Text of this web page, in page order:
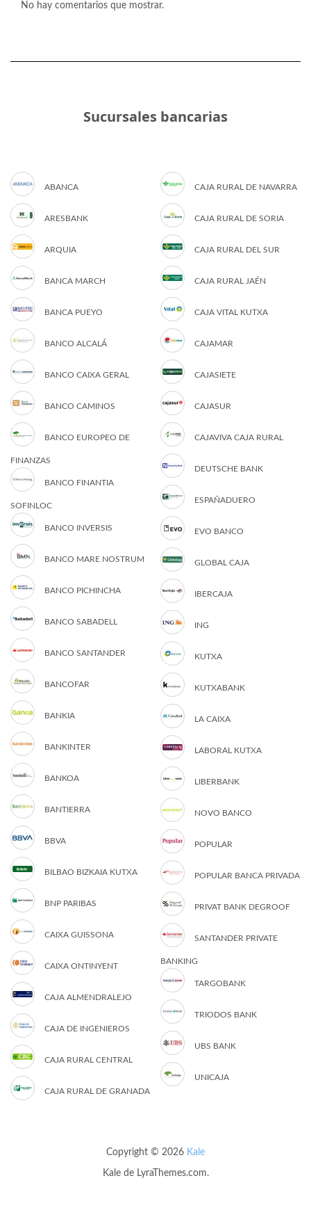
No hay comentarios que mostrar.
Sucursales bancarias
ABANCA
ARESBANK
ARQUIA
BANCA MARCH
BANCA PUEYO
BANCO ALCALÁ
BANCO CAIXA GERAL
BANCO CAMINOS
BANCO EUROPEO DE
FINANZAS
BANCO FINANTIA
SOFINLOC
BANCO INVERSIS
BANCO MARE NOSTRUM
BANCO PICHINCHA
BANCO SABADELL
BANCO SANTANDER
BANCOFAR
BANKIA
BANKINTER
BANKOA
BANTIERRA
BBVA
BILBAO BIZKAIA KUTXA
BNP PARIBAS
CAIXA GUISSONA
CAIXA ONTINYENT
CAJA ALMENDRALEJO
CAJA DE INGENIEROS
CAJA RURAL CENTRAL
CAJA RURAL DE GRANADA
CAJA RURAL DE NAVARRA
CAJA RURAL DE SORIA
CAJA RURAL DEL SUR
CAJA RURAL JAÉN
CAJA VITAL KUTXA
CAJAMAR
CAJASIETE
CAJASUR
CAJAVIVA CAJA RURAL
DEUTSCHE BANK
ESPAÑADUERO
EVO BANCO
GLOBAL CAJA
IBERCAJA
ING
KUTXA
KUTXABANK
LA CAIXA
LABORAL KUTXA
LIBERBANK
NOVO BANCO
POPULAR
POPULAR BANCA PRIVADA
PRIVAT BANK DEGROOF
SANTANDER PRIVATE
BANKING
TARGOBANK
TRIODOS BANK
UBS BANK
UNICAJA
Copyright © 2026 Kale
Kalede LyraThemes.com.